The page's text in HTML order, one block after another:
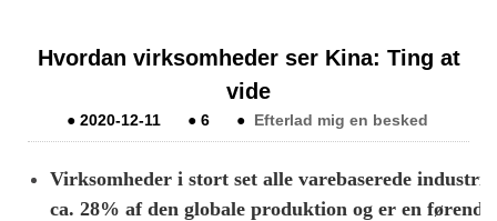
Hvordan virksomheder ser Kina: Ting at
vide
●2020-12-11 ●6 ● Efterlad mig en besked
Virksomheder i stort set alle varebaserede
ca. 28% af den globale produktion og er en